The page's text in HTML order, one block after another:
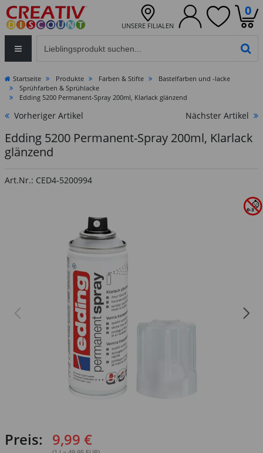
UNSERE FILIALEN
0
Startseite Produkte Farben & Stifte
Bastelfarben und -lacke
Sprühfarben & Sprühlacke
Edding 5200 Permanent-Spray 200ml, Klarlack glänzend
Vorheriger Artikel Nächster Artikel
Edding 5200 Permanent-Spray 200ml, Klarlack
glänzend
Art.Nr.: CED4-5200994
Preis: 9,99 €